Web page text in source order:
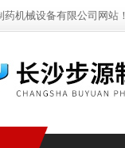
机械设备有限公司网站！